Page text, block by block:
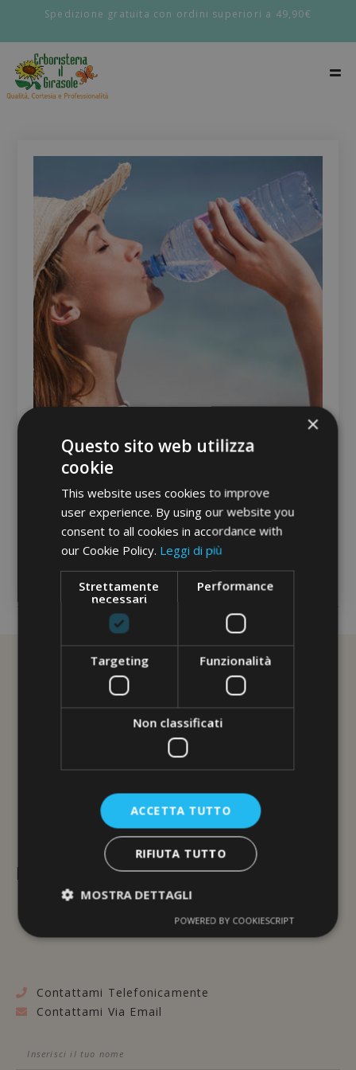
Spedizione gratuita con ordini superiori a 49,90€
RIMEDI
In estate le temperature elevate e l’umidità agiscono
aumentando l’accumulo di tossine che producono...
L'ERBORISTERIA
Contattami Telefonicamente
Contattami Via Email
×
Questo sito web utilizza
cookie
This website uses cookies to improve
user experience. By using our website you
consent to all cookies in accordance with
our Cookie Policy. Leggi di più
Strettamente
necessari
Performance
Targeting Funzionalità
Non classificati
ACCETTA TUTTO
RIFIUTA TUTTO
MOSTRA DETTAGLI
POWERED BY COOKIESCRIPT